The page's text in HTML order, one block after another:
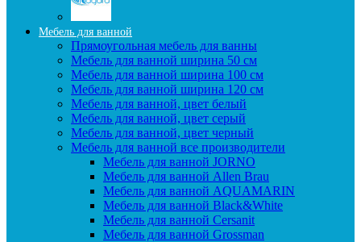
Мебель для ванной
Прямоугольная мебель для ванны
Мебель для ванной ширина 50 см
Мебель для ванной ширина 100 см
Мебель для ванной ширина 120 см
Мебель для ванной, цвет белый
Мебель для ванной, цвет серый
Мебель для ванной, цвет черный
Мебель для ванной все производители
Мебель для ванной JORNO
Мебель для ванной Allen Brau
Мебель для ванной AQUAMARIN
Мебель для ванной Black&White
Мебель для ванной Cersanit
Мебель для ванной Grossman